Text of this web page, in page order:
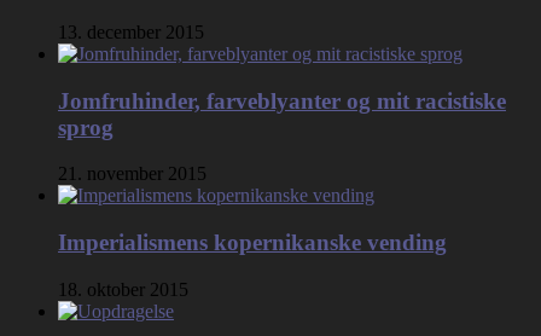
13. december 2015
Jomfruhinder, farveblyanter og mit racistiske
sprog
21. november 2015
Imperialismens kopernikanske vending
18. oktober 2015